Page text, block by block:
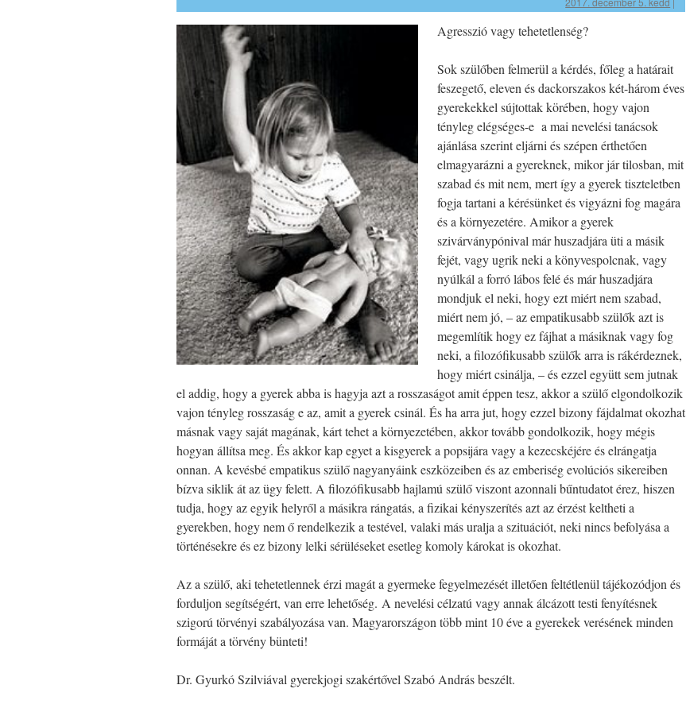
Agresszió vagy tehetetlenség?
Sok szülőben felmerül a kérdés, főleg a határait
feszegető, eleven és dackorszakos két-három éves
gyerekekkel sújtottak körében, hogy vajon
tényleg elégséges-e a mai nevelési tanácsok
ajánlása szerint eljárni és szépen érthetően
elmagyarázni a gyereknek, mikor jár tilosban, mit
szabad és mit nem, mert így a gyerek tiszteletben
fogja tartani a kérésünket és vigyázni fog magára
és a környezetére. Amikor a gyerek
szivárványpónival már huszadjára üti a másik
fejét, vagy ugrik neki a könyvespolcnak, vagy
nyúlkál a forró lábos felé és már huszadjára
mondjuk el neki, hogy ezt miért nem szabad,
miért nem jó, – az empatikusabb szülők azt is
megemlítik hogy ez fájhat a másiknak vagy fog
neki, a filozófikusabb szülők arra is rákérdeznek,
hogy miért csinálja, – és ezzel együtt sem jutnak
el addig, hogy a gyerek abba is hagyja azt a rosszaságot amit éppen tesz, akkor a szülő elgondolkozik
vajon tényleg rosszaság e az, amit a gyerek csinál. És ha arra jut, hogy ezzel bizony fájdalmat okozhat
másnak vagy saját magának, kárt tehet a környezetében, akkor tovább gondolkozik, hogy mégis
hogyan állítsa meg. És akkor kap egyet a kisgyerek a popsijára vagy a kezecskéjére és elrángatja
onnan. A kevésbé empatikus szülő nagyanyáink eszközeiben és az emberiség evolúciós sikereiben
bízva siklik át az ügy felett. A filozófikusabb hajlamú szülő viszont azonnali bűntudatot érez, hiszen
tudja, hogy az egyik helyről a másikra rángatás, a fizikai kényszerítés azt az érzést keltheti a
gyerekben, hogy nem ő rendelkezik a testével, valaki más uralja a szituációt, neki nincs befolyása a
történésekre és ez bizony lelki sérüléseket esetleg komoly károkat is okozhat.
Az a szülő, aki tehetetlennek érzi magát a gyermeke fegyelmezését illetően feltétlenül tájékozódjon és
forduljon segítségért, van erre lehetőség. A nevelési célzatú vagy annak álcázott testi fenyítésnek
szigorú törvényi szabályozása van. Magyarországon több mint 10 éve a gyerekek verésének minden
formáját a törvény bünteti!
Dr. Gyurkó Szilviával gyerekjogi szakértővel Szabó András beszélt.